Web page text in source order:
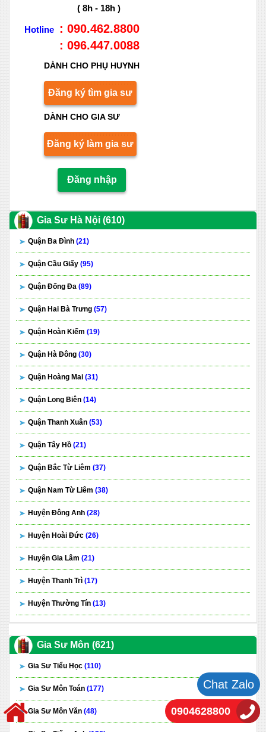
( 8h - 18h )
Hotline
: 090.462.8800
: 096.447.0088
DÀNH CHO PHỤ HUYNH
Đăng ký tìm gia sư
DÀNH CHO GIA SƯ
Đăng ký làm gia sư
Đăng nhập
Gia Sư Hà Nội (610)
Quận Ba Đình (21)
Quận Cầu Giấy (95)
Quận Đống Đa (89)
Quận Hai Bà Trưng (57)
Quận Hoàn Kiếm (19)
Quận Hà Đông (30)
Quận Hoàng Mai (31)
Quận Long Biên (14)
Quận Thanh Xuân (53)
Quận Tây Hồ (21)
Quận Bắc Từ Liêm (37)
Quận Nam Từ Liêm (38)
Huyện Đông Anh (28)
Huyện Hoài Đức (26)
Huyện Gia Lâm (21)
Huyện Thanh Trì (17)
Huyện Thường Tín (13)
Gia Sư Môn (621)
Gia Sư Tiểu Học (110)
Gia Sư Môn Toán (177)
Gia Sư Môn Văn (48)
Chat Zalo
0904628800